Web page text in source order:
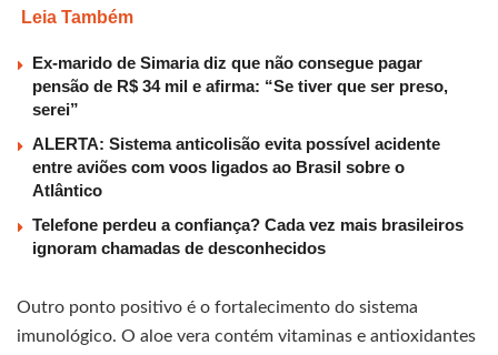
Leia Também
Ex-marido de Simaria diz que não consegue pagar
pensão de R$ 34 mil e afirma: “Se tiver que ser preso,
serei”
ALERTA: Sistema anticolisão evita possível acidente
entre aviões com voos ligados ao Brasil sobre o
Atlântico
Telefone perdeu a confiança? Cada vez mais brasileiros
ignoram chamadas de desconhecidos
Outro ponto positivo é o fortalecimento do sistema
imunológico. O aloe vera contém vitaminas e antioxidantes